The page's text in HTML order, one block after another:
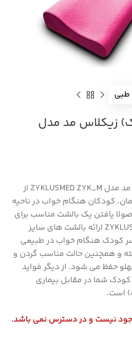
طبی
زیکلاس مد مدل
بالش طبی موج دار (کودک) زیکلاس مد مدل ZYKLUSMED ZYK_M از
کودکان هنگام خواب در ناحیه
یافتن یک بالشت مناسب برای
آنها سخت می باشد. اما راه حل ZYKLUSMED ارائه بالشت های سایز
کودک هنگام خواب در طبیعی
و همچنین حالت مناسب گردن و
حفظ می شود. از دیگر فواید
شما در مقابل بیماری
نیست و در دسترس نمی باشد.